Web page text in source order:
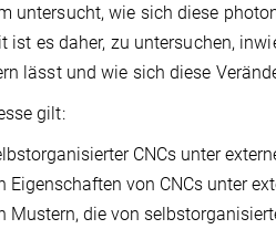
untersucht, wie sich diese
ist es daher, zu untersuchen,
lässt und wie sich diese
gilt:
CNCs unter
Eigenschaften von CNCs unter
Mustern, die von